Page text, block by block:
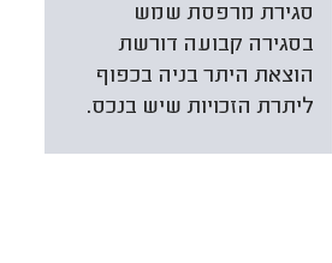
סגירת מרפסת שמש
בסגירה קבועה דורשת
הוצאת היתר בניה בכפוף
ליתרת הזכויות שיש בנכס.